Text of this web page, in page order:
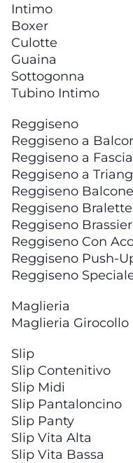
Intimo
Boxer
Culotte
Guaina
Sottogonna
Tubino Intimo
Reggiseno
Reggiseno a
Reggiseno a Fascia
Reggiseno a
Reggiseno
Reggiseno Bralette
Reggiseno
Reggiseno Con
Reggiseno Push-
Reggiseno
Maglieria
Maglieria Girocollo
Slip
Slip Contenitivo
Slip Midi
Slip Pantaloncino
Slip Panty
Slip Vita Alta
Slip Vita Bassa